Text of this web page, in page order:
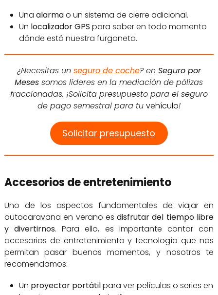
Una alarmao un sistema de cierre adicional.
Un localizador GPS para saber en todo momento
dónde está nuestra furgoneta.
¿Necesitas un seguro de coche? en Seguro por
Meses somos líderes en la mediación de pólizas
fraccionadas. ¡Solicita presupuesto para el seguro
de pago semestral para tu vehículo!
Solicitar presupuesto
Accesorios de entretenimiento
Uno de los aspectos fundamentales de viajar en
autocaravana en verano esdisfrutar del tiempo libre
y divertirnos. Para ello, es importante contar con
accesorios de entretenimiento y tecnología que nos
permitan pasar buenos momentos, y nosotros te
recomendamos:
Un proyector portátilpara ver películas o series en